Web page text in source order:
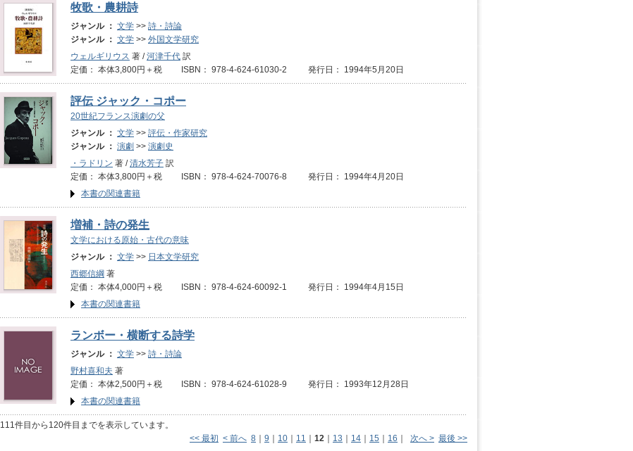
牧歌・農耕詩
ジャンル ： 文学 >> 詩・詩論
ジャンル ： 文学 >> 外国文学研究
ウェルギリウス 著 /河津千代 訳
定価： 本体3,800円＋税 ISBN： 978-4-624-61030-2 発行日： 1994年5月20日
評伝 ジャック・コポー
20世紀フランス演劇の父
ジャンル ： 文学 >> 評伝・作家研究
ジャンル ： 演劇 >> 演劇史
・ラドリン 著 /清水芳子 訳
定価： 本体3,800円＋税 ISBN： 978-4-624-70076-8 発行日： 1994年4月20日
本書の関連書籍
増補・詩の発生
文学における原始・古代の意味
ジャンル ： 文学 >> 日本文学研究
西郷信綱 著
定価： 本体4,000円＋税 ISBN： 978-4-624-60092-1 発行日： 1994年4月15日
本書の関連書籍
ランボー・横断する詩学
ジャンル ： 文学 >> 詩・詩論
野村喜和夫 著
定価： 本体2,500円＋税 ISBN： 978-4-624-61028-9 発行日： 1993年12月28日
本書の関連書籍
111件目から120件目までを表示しています。
<< 最初 < 前へ 8 ｜ 9 ｜ 10 ｜ 11 ｜ 12 ｜ 13 ｜ 14 ｜ 15 ｜ 16 ｜ 次へ > 最後 >>